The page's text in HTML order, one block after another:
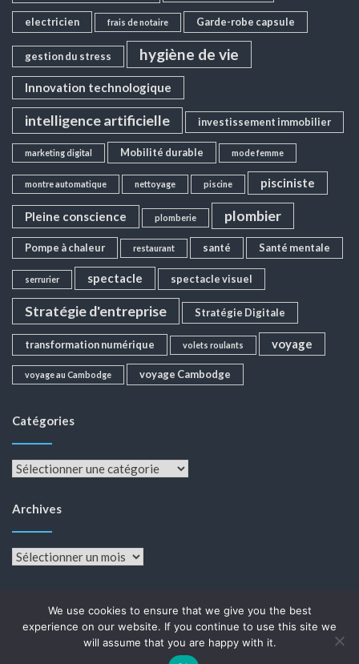
electricien frais de notaire Garde-robe capsule
gestion du stress hygiène de vie
Innovation technologique
intelligence artificielle investissement immobilier
marketing digital Mobilité durable mode femme
montre automatique nettoyage piscine pisciniste
Pleine conscience plomberie plombier
Pompe à chaleur restaurant santé Santé mentale
serrurier spectacle spectacle visuel
Stratégie d'entreprise Stratégie Digitale
transformation numérique volets roulants voyage
voyage au Cambodge voyage Cambodge
Catégories
Catégories
Archives
Archives
Fièrement propulsé par WordPress
We use cookies to ensure that we give you the best
experience on our website. If you continue to use this site we
will assume that you are happy with it.